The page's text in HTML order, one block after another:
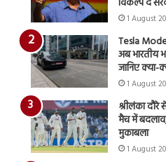
1 August
Tesla
अब भारतीय
जानिए क्या-
1 August
श्रीलंका दौरे
मैच में
मुकाबला
1 August